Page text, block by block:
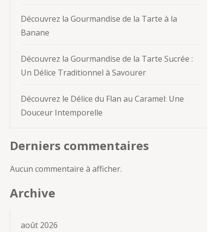
Découvrez la Gourmandise de la Tarte à la
Banane
Découvrez la Gourmandise de la Tarte Sucrée :
Un Délice Traditionnel à Savourer
Découvrez le Délice du Flan au Caramel: Une
Douceur Intemporelle
Derniers commentaires
Aucun commentaire à afficher.
Archive
août 2026